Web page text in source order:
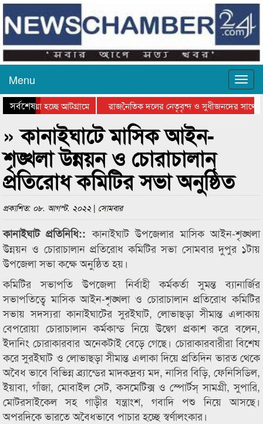
Menu
সর্বশেষ
যাওয়া হচ্ছে আটগ্রামে
রাজনৈতিক দলের নেতৃবৃন্দ ও সুধীজনদের সাথে
পুরস্কার বিতরণ সম্পন্ন
সিলেটে বাংলাদেশ গ্রুপ থিয়েটার ফেডারেশানের
» কানাইঘাটে মাসিক আইন-
শৃঙ্খলা উন্নয়ন ও চোরাচালান
প্রতিরোধ কমিটির সভা অনুষ্ঠিত
প্রকাশিত: ০৮. আগস্ট. ২০২২ | সোমবার
কানাইঘাট প্রতিনিধি::কানাইঘাট উপজেলার মাসিক আইন-শৃঙ্খলা
উন্নয়ন ও চোরাচালান প্রতিরোধ কমিটির সভা সোমবার দুপুর ১টায়
উপজেলা সভা কক্ষে অনুষ্ঠিত হয়।
কমিটির সভাপতি উপজেলা নির্বাহী কর্মকর্তা সুমন্ত ব্যানার্জির
সভাপতিত্বে মাসিক আইন-শৃঙ্খলা ও চোরাচালান প্রতিরোধ কমিটির
সভায় সদস্যরা কানাইঘাটের সুরইঘাট, লোভাছড়া সীমান্ত এলাকায়
বেপরোয়া চোরাচালান কর্মকান্ড নিয়ে উদ্বেগ প্রকাশ করে বলেন,
ইদানিং চোরাকারবার অনেকটাই বেড়ে গেছে। চোরাকারবারীরা বিশেষ
করে সুরইঘাট ও লোভাছড়া সীমান্ত এলাকা দিয়ে প্রতিদিন ভারত থেকে
অবৈধ ভাবে বিভিন্ন ব্র্যান্ডের মাদকদ্রব্য মদ, নাসির বিড়ি, ফেনিসিডিল,
ইয়াবা, গাঁজা, মোবাইল সেট, কসমেটিক্স ও স্পোর্টস্ সামগ্রী, সুপারি,
মোটরসাইকেল সহ গাড়ীর যন্ত্রাংশ, গবাদি পশু নিয়ে আসছে।
অপরদিকে ভারতে অবৈধভাবে পাচার হচ্ছে স্বর্ণালংকার।